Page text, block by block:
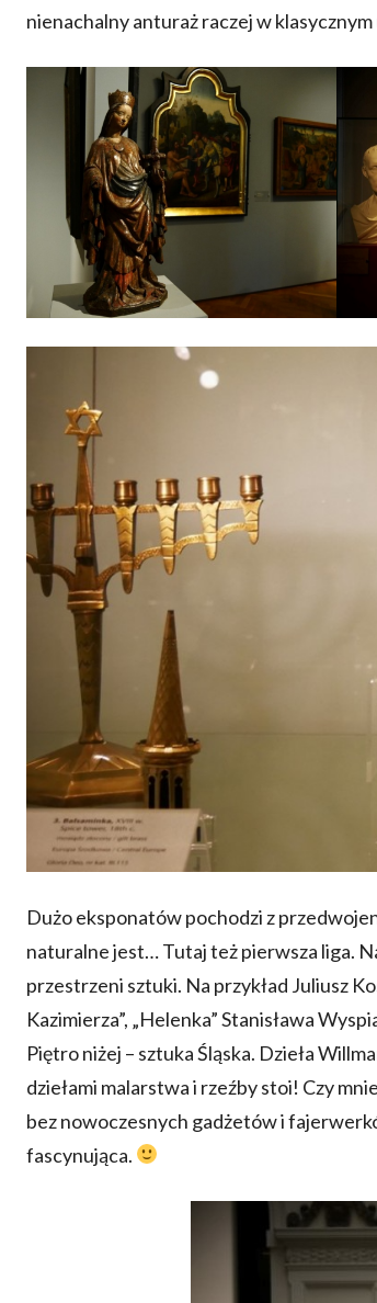
nienachalny anturaż raczej w
Dużo eksponatów pochodzi z
naturalne jest… Tutaj też pierwsza liga.
przestrzeni sztuki. Na przykład Juliusz
Kazimierza”, „Helenka” Stanisława
Piętro niżej – sztuka Śląska. Dzieła
dziełami malarstwa i rzeźby stoi! Czy
bez nowoczesnych gadżetów i
fascynująca.